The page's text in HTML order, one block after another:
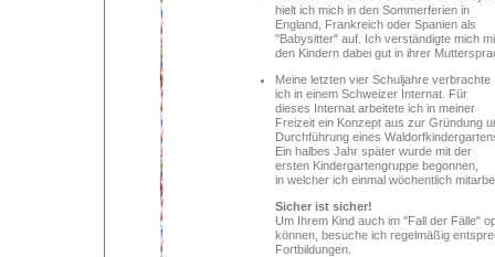
hielt ich mich in den Sommerferien in
England, Frankreich oder Spanien als
"Babysitter" auf. Ich verständigte mich
den Kindern dabei gut in ihrer
Meine letzten vier Schuljahre verbrachte
ich in einem Schweizer Internat. Für
dieses Internat arbeitete ich in meiner
Freizeit ein Konzept aus zur Gründung
Durchführung eines
Ein halbes Jahr später wurde mit der
ersten Kindergartengruppe begonnen,
in welcher ich einmal wöchentlich
Sicher ist sicher!
Um Ihrem Kind auch im "Fall der Fälle"
können, besuche ich regelmäßig
Fortbildungen.